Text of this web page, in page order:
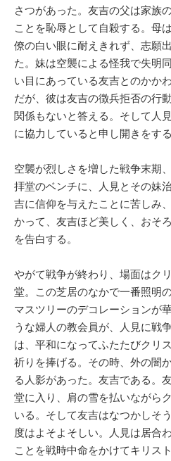
さつがあった。友吉の父は家族
ことを恥辱として自殺する。母
僚の白い眼に耐えきれず、志願
た。妹は空襲による怪我で失明
い目にあっている友吉とのかか
だが、彼は友吉の徴兵拒否の行
関係もないと答える。そして人
に協力していると申し開きをする
空襲が烈しさを増した戦争末期
拝堂のベンチに、人見とその妹
吉に信仰を与えたことに苦しみ
かって、友吉ほど美しく、おそ
を告白する。
やがて戦争が終わり、場面はク
堂。この芝居のなかで一番照明
マスツリーのデコレーションが
うな婦人の教会員が、人見に戦
は、平和になってふたたびクリ
祈りを捧げる。その時、外の闇
る人影があった。友吉である。
堂に入り、肩の雪を払いながら
いる。そして友吉はなつかしそ
度はよそよそしい。人見は居合
ことを戦時中命をかけてキリス